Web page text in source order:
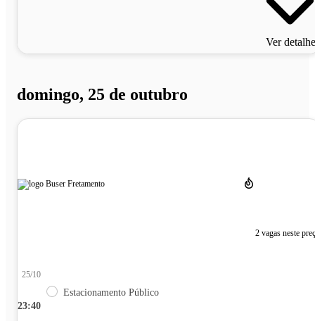
Ver
domingo, 25 de outubro
2 vagas neste
23:40
25/10
Estacionamento Público